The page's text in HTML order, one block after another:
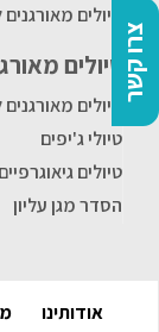
צרו קשר
טיולים
טיולים
טיולים
טיולי ג'יפים
טיולים גיאוגרפיים
הסדר מגן עליון
אודותינו